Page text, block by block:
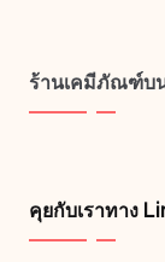
ร้านเคมีภัณฑ์บ
คุยกับเราทาง